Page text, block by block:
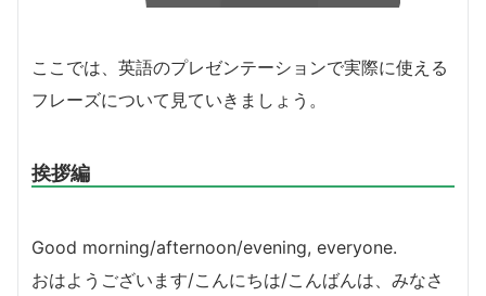
ここでは、英語のプレゼンテーションで実際に使える
フレーズについて見ていきましょう。
挨拶編
Good morning/afternoon/evening, everyone.
おはようございます/こんにちは/こんばんは、みなさ